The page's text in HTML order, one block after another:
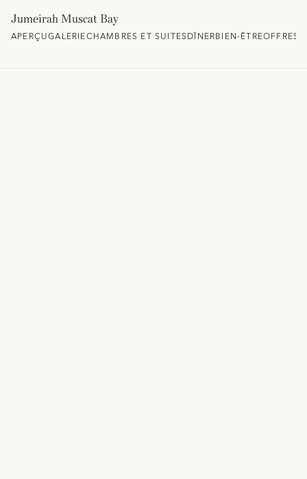
Jumeirah Muscat Bay
APERÇUGALERIECHAMBRES ET SUITESDÎNERBIEN-ÊTREOFFRES